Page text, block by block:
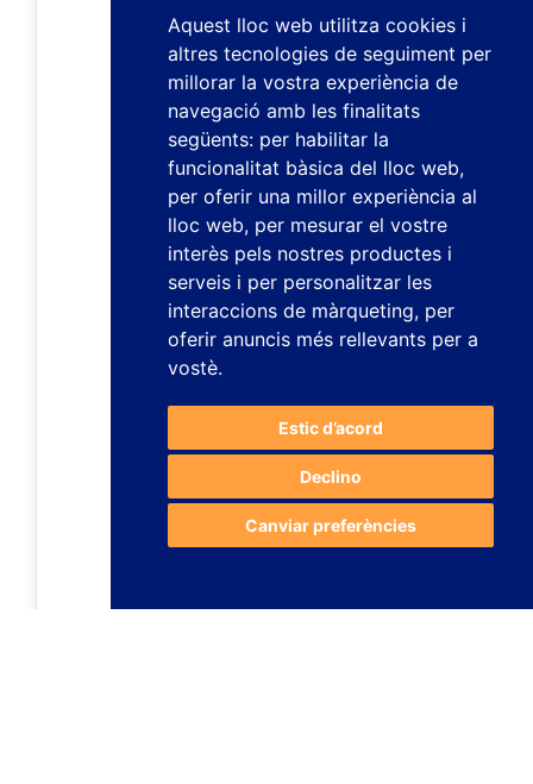
Aquest lloc web utilitza cookies i
altres tecnologies de seguiment per
millorar la vostra experiència de
navegació amb les finalitats
següents: per habilitar la
funcionalitat bàsica del lloc web,
per oferir una millor experiència al
lloc web, per mesurar el vostre
interès pels nostres productes i
serveis i per personalitzar les
interaccions de màrqueting, per
oferir anuncis més rellevants per a
vostè.
Estic d’acord
Declino
Canviar preferències